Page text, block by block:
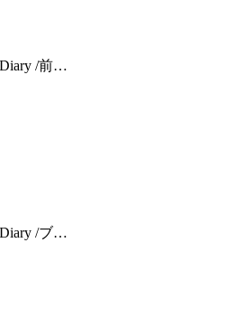
Diary /前…
Diary /ブ…